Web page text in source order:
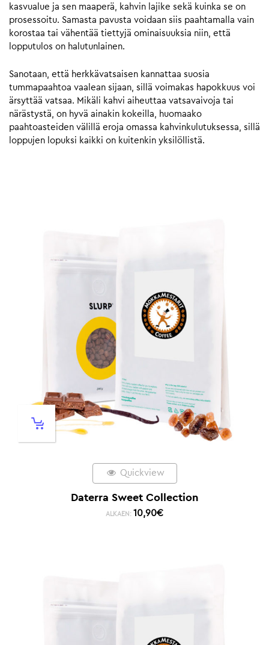
kasvualue ja sen maaperä, kahvin lajike sekä kuinka se on
prosessoitu. Samasta pavusta voidaan siis paahtamalla vain
korostaa tai vähentää tiettyjä ominaisuuksia niin, että
lopputulos on halutunlainen.
Sanotaan, että herkkävatsaisen kannattaa suosia
tummapaahtoa vaalean sijaan, sillä voimakas hapokkuus voi
ärsyttää vatsaa. Mikäli kahvi aiheuttaa vatsavaivoja tai
närästystä, on hyvä ainakin kokeilla, huomaako
paahtoasteiden välillä eroja omassa kahvinkulutuksessa, sillä
loppujen lopuksi kaikki on kuitenkin yksilöllistä.
Quickview
Daterra Sweet Collection
ALKAEN: 10,90€